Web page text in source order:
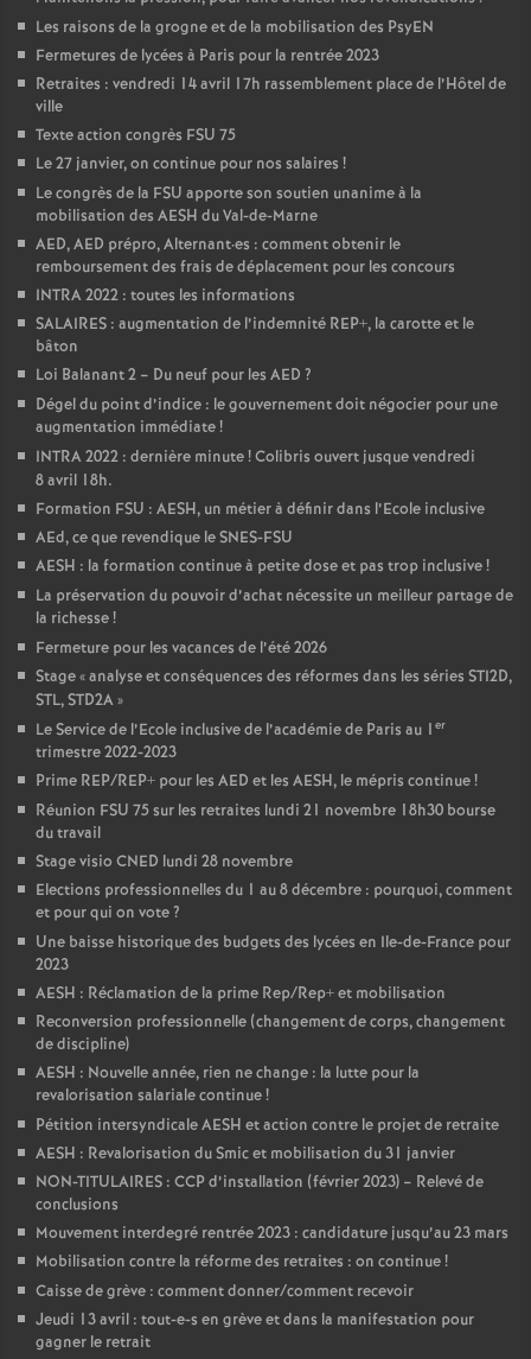
Les raisons de la grogne et de la mobilisation des PsyEN
Fermetures de lycées à Paris pour la rentrée 2023
Retraites : vendredi 14 avril 17h rassemblement place de l’Hôtel de
ville
Texte action congrès FSU 75
Le 27 janvier, on continue pour nos salaires !
Le congrès de la FSU apporte son soutien unanime à la
mobilisation des AESH du Val-de-Marne
AED, AED prépro, Alternant·es : comment obtenir le
remboursement des frais de déplacement pour les concours
INTRA 2022 : toutes les informations
SALAIRES : augmentation de l’indemnité REP+, la carotte et le
bâton
Loi Balanant 2 – Du neuf pour les AED ?
Dégel du point d’indice : le gouvernement doit négocier pour une
augmentation immédiate!
INTRA 2022 : dernière minute! Colibris ouvert jusque vendredi
8 avril 18h.
Formation FSU : AESH, un métier à définir dans l’Ecole inclusive
AEd, ce que revendique le SNES-FSU
AESH : la formation continue à petite dose et pas trop inclusive!
La préservation du pouvoir d’achat nécessite un meilleur partage de
la richesse!
Fermeture pour les vacances de l’été 2026
Stage «analyse et conséquences des réformes dans les séries STI2D,
STL, STD2A»
Le Service de l’Ecole inclusive de l’académie de Paris au 1 er
trimestre 2022-2023
Prime REP/REP+ pour les AED et les AESH, le mépris continue!
Réunion FSU 75 sur les retraites lundi 21 novembre 18h30 bourse
du travail
Stage visio CNED lundi 28 novembre
Elections professionnelles du 1 au 8 décembre : pourquoi, comment
et pour qui on vote?
Une baisse historique des budgets des lycées en Ile-de-France pour
2023
AESH : Réclamation de la prime Rep/Rep+ et mobilisation
Reconversion professionnelle (changement de corps, changement
de discipline)
AESH : Nouvelle année, rien ne change : la lutte pour la
revalorisation salariale continue!
Pétition intersyndicale AESH et action contre le projet de retraite
AESH : Revalorisation du Smic et mobilisation du 31 janvier
NON-TITULAIRES : CCP d’installation (février 2023) – Relevé de
conclusions
Mouvement interdegré rentrée 2023 : candidature jusqu’au 23 mars
Mobilisation contre la réforme des retraites : on continue!
Caisse de grève : comment donner/comment recevoir
Jeudi 13 avril : tout-e-s en grève et dans la manifestation pour
gagner le retrait